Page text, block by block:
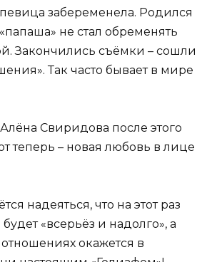
певица забеременела. Родился
не стал обременять
Закончились съёмки – сошли
Так часто бывает в мире
Свиридова после этого
теперь – новая любовь в лице
надеяться, что на этот раз
«всерьёз и надолго», а
окажется в